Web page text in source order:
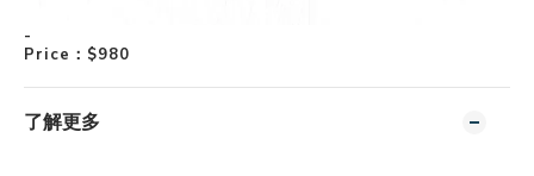
-
Price ： $980
了解更多